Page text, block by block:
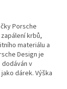
Porsche
krbů,
materiálu a
Design je
v
dárek. Výška